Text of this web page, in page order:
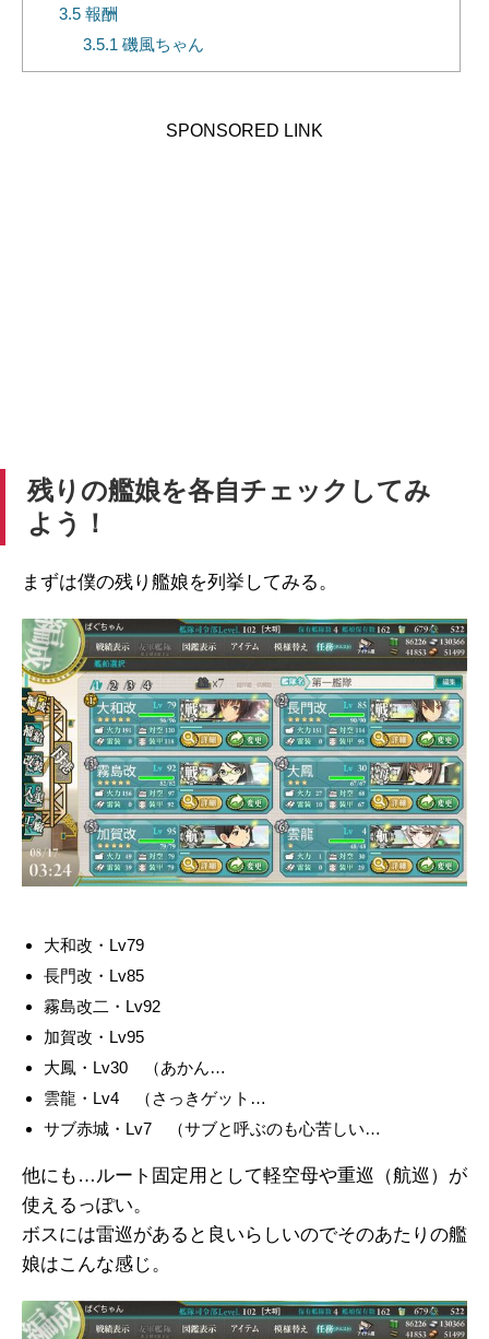
3.5報酬
3.5.1 磯風ちゃん
SPONSORED LINK
残りの艦娘を各自チェックしてみ
よう！
まずは僕の残り艦娘を列挙してみる。
大和改・Lv79
長門改・Lv85
霧島改二・Lv92
加賀改・Lv95
大鳳・Lv30 （あかん…
雲龍・Lv4 （さっきゲット…
サブ赤城・Lv7 （サブと呼ぶのも心苦しい…
他にも…ルート固定用として軽空母や重巡（航巡）が
使えるっぽい。
ボスには雷巡があると良いらしいのでそのあたりの艦
娘はこんな感じ。